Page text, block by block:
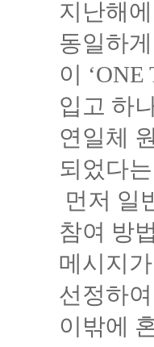
지난해
동일하
이
입고 하
연일체
되었다
먼저 일
참여 방
메시지
선정하
이밖에